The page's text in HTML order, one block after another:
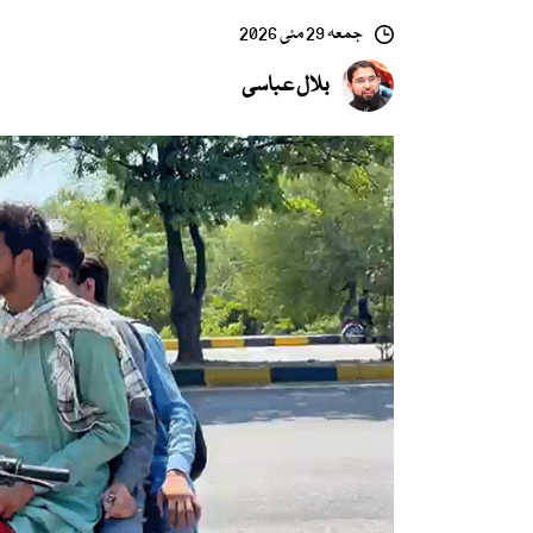
جمعہ 29 مئی 2026
بلال عباسی